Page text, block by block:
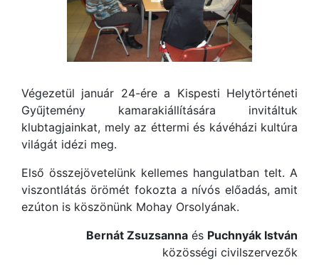
Végezetül január 24-ére a Kispesti Helytörténeti
Gyűjtemény kamarakiállítására invitáltuk
klubtagjainkat, mely az éttermi és kávéházi kultúra
világát idézi meg.
Első összejövetelünk kellemes hangulatban telt. A
viszontlátás örömét fokozta a nívós előadás, amit
ezúton is köszönünk Mohay Orsolyának.
Bernát Zsuzsanna és Puchnyák István
közösségi civilszervezők